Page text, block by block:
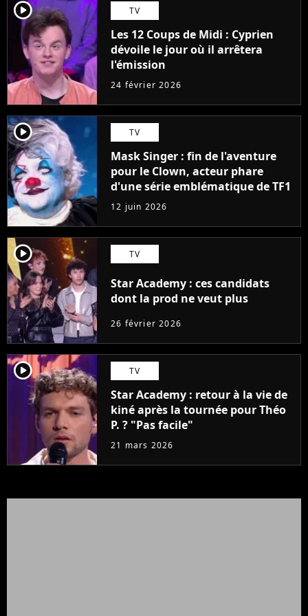
player2 TV
Les 12 Coups de Midi : Cyprien
dévoile le jour où il arrêtera
l'émission
24 février 2026
player2 TV
Mask Singer : fin de l'aventure
pour le Clown, acteur phare
d'une série emblématique de TF1
12 juin 2026
player2 TV
Star Academy : ces candidats
dont la prod ne veut plus
26 février 2026
player2 TV
Star Academy : retour à la vie de
kiné après la tournée pour Théo
P. ? "Pas facile"
21 mars 2026